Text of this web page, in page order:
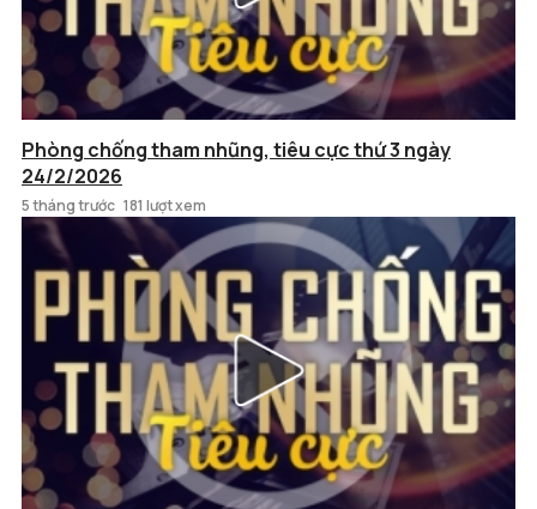
Phòng chống tham nhũng, tiêu cực thứ 3 ngày
24/2/2026
5 tháng trước 181 lượt xem